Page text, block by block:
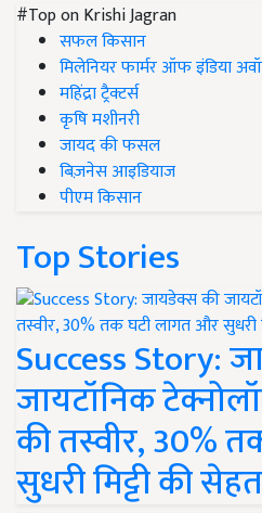
#Top on Krishi Jagran
सफल किसान
मिलेनियर फार्मर ऑफ इंडिया
महिंद्रा ट्रैक्टर्स
कृषि मशीनरी
जायद की फसल
बिज़नेस आइडियाज
पीएम किसान
Top Stories
Success Story:
जायटॉनिक
की तस्वीर, 30%
सुधरी मिट्टी की